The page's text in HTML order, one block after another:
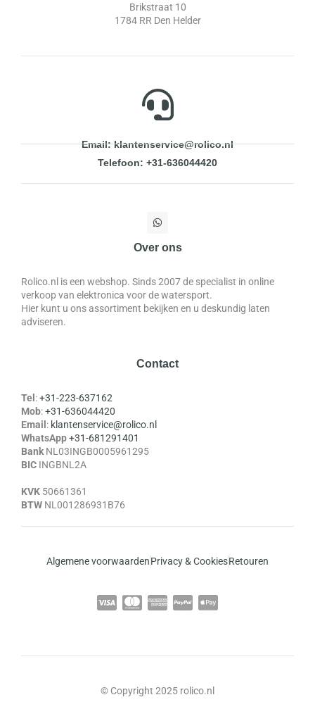
Brikstraat 10
1784 RR Den Helder
Email: klantenservice@rolico.nl
Telefoon: +31-636044420
Over ons
Rolico.nl is een webshop. Sinds 2007 de specialist in online
verkoop van elektronica voor de watersport.
Hier kunt u ons assortiment bekijken en u deskundig laten
adviseren.
Contact
Tel :+31-223-637162
Mob:+31-636044420
Email : klantenservice@rolico.nl
WhatsApp+31-681291401
Bank NL03INGB0005961295
BIC INGBNL2A
KVK 50661361
BTW NL001286931B76
Algemene voorwaardenPrivacy & CookiesRetouren
© Copyright 2025 rolico.nl